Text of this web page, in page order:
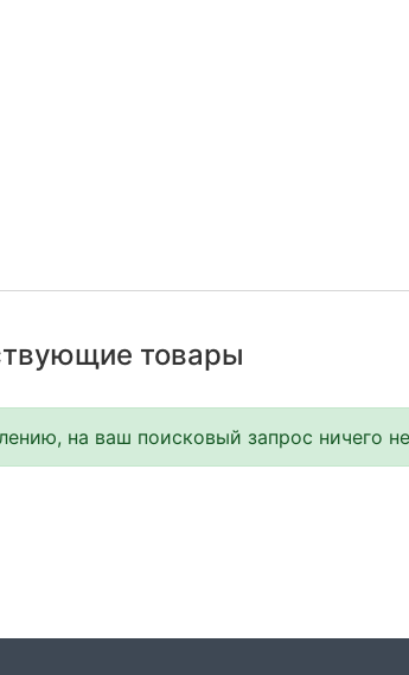
товары
на ваш поисковый запрос ничего